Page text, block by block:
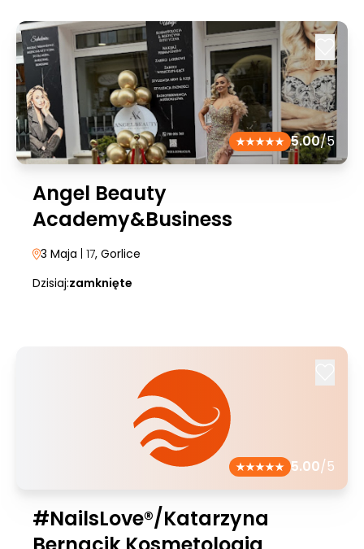
5.00/5
Angel Beauty
Academy&Business
3 Maja | 17, Gorlice
Dzisiaj:zamknięte
5.00/5
#NailsLove®/Katarzyna